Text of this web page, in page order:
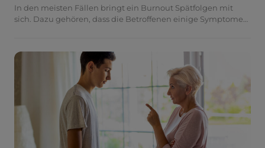
In den meisten Fällen bringt ein Burnout Spätfolgen mit
sich. Dazu gehören, dass die Betroffenen einige Symptome